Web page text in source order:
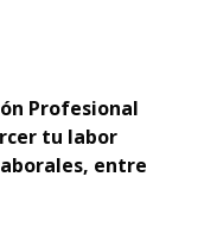
Profesional
tu labor
entre